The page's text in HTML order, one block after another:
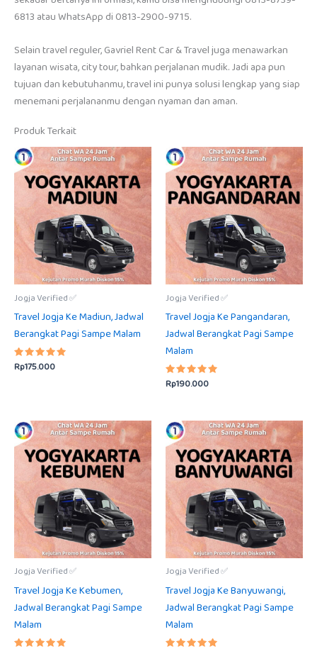
6813 atau WhatsApp di 0813-2900-9715.
Selain travel reguler, Gavriel Rent Car & Travel juga menawarkan
layanan wisata, city tour, bahkan perjalanan mudik. Jadi apa pun
tujuan dan kebutuhanmu, travel ini punya solusi lengkap yang siap
menemani perjalananmu dengan nyaman dan aman.
Produk Terkait
Jogja Verified ✅
Travel Jogja Ke Madiun, Jadwal
Berangkat Pagi Sampe Malam
Dinilai
5.00
Rp175.000
Jogja Verified ✅
Travel Jogja Ke Pangandaran,
Jadwal Berangkat Pagi Sampe
Malam
Dinilai
5.00
Rp190.000
Jogja Verified ✅
Travel Jogja Ke Kebumen,
Jadwal Berangkat Pagi Sampe
Malam
Jogja Verified ✅
Travel Jogja Ke Banyuwangi,
Jadwal Berangkat Pagi Sampe
Malam